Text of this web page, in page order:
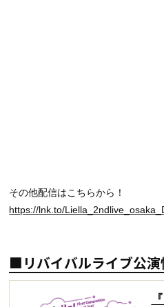
その他配信はこちらから！
https://lnk.to/
■リバイバルライブ公演